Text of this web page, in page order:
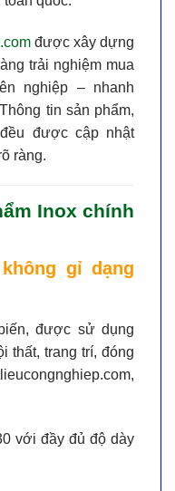
được xây dựng
trải nghiệm mua
nghiệp – nhanh
tin sản phẩm,
được cập nhật
ràng.
Inox chính
gỉ dạng
được sử dụng
thất, trang trí, đóng
với đầy đủ độ dày